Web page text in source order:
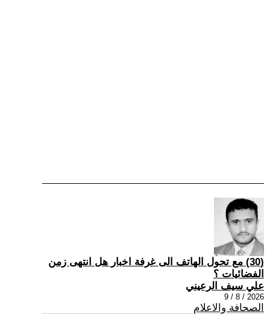
(30) مع تحول الهاتف الى غرفة اخبار هل انتهى زمن
الفضائيات ؟
علي سيف الرعيني
2026 / 8 / 9
الصحافة والاعلام